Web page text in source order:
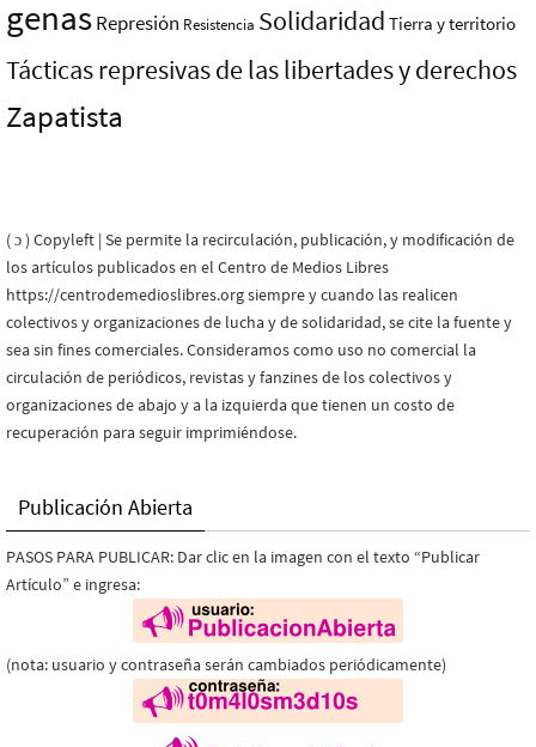
genasRepresión Resistencia Solidaridad Tierra y territorio
Tácticas represivas de las libertades y derechos
Zapatista
( ɔ ) Copyleft | Se permite la recirculación, publicación, y modificación de
los artículos publicados en el Centro de Medios Libres
https://centrodemedioslibres.org siempre y cuando las realicen
colectivos y organizaciones de lucha y de solidaridad, se cite la fuente y
sea sin fines comerciales. Consideramos como uso no comercial la
circulación de periódicos, revistas y fanzines de los colectivos y
organizaciones de abajo y a la izquierda que tienen un costo de
recuperación para seguir imprimiéndose.
Publicación Abierta
PASOS PARA PUBLICAR: Dar clic en la imagen con el texto “Publicar
Artículo” e ingresa:
(nota: usuario y contraseña serán cambiados periódicamente)